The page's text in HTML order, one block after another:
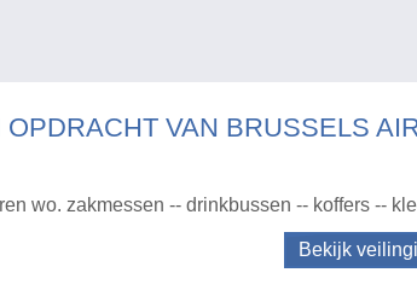
VAN BRUSSELS
wo. zakmessen -- drinkbussen -- koffers --
Bekijk